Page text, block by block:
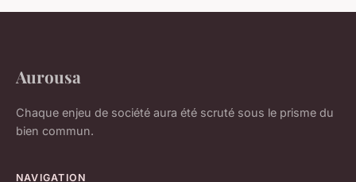
Aurousa
Chaque enjeu de société aura été scruté sous le prisme du
bien commun.
NAVIGATION